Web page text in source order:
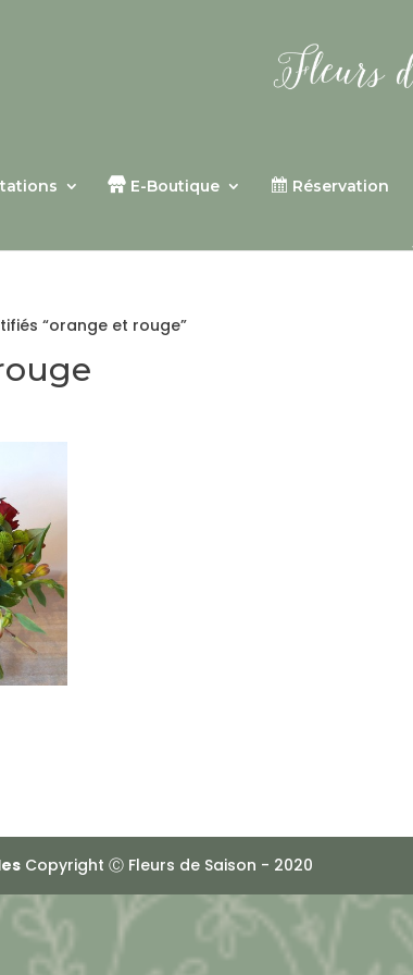
E-Boutique Réservation
“orange et rouge”
€ Copyright Ⓒ Fleurs de Saison - 2020